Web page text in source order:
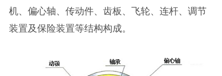
机、偏心轴、传动件、齿板、飞轮、连杆、调节
装置及保险装置等结构构成。